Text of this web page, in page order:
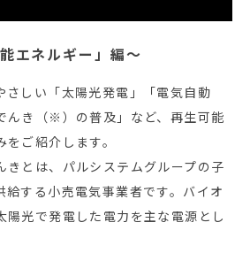
エネルギー」編～
さしい「太陽光発電」「電気自動
んき（※）の普及」など、再生可能
ご紹介します。
とは、パルシステムグループの子
給する小売電気事業者です。バイオ
陽光で発電した電力を主な電源とし